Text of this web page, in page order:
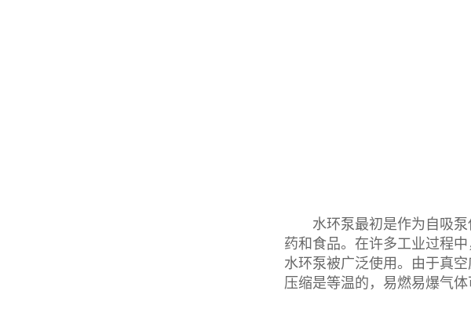
水环泵最初是作为自吸泵
药和食品。在许多工业过程
水环泵被广泛使用。由于真
压缩是等温的，易燃易爆气